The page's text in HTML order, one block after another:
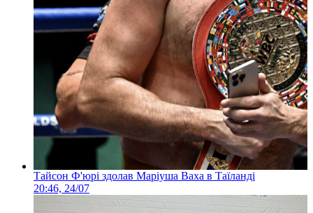
Тайсон Ф'юрі здолав Маріуша Ваха в Таїланді
20:46, 24/07